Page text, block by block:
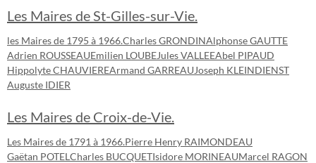
Les Maires de St-Gilles-sur-Vie.
les Maires de 1795 à 1966.Charles GRONDINAlphonse GAUTTE
Adrien ROUSSEAUEmilien LOUBEJules VALLEEAbel PIPAUD
Hippolyte CHAUVIEREArmand GARREAUJoseph KLEINDIENST
Auguste IDIER
Les Maires de Croix-de-Vie.
Les Maires de 1791 à 1966.Pierre Henry RAIMONDEAU
Gaëtan POTEL Charles BUCQUETIsidore MORINEAUMarcel RAGON